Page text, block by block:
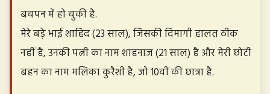
बचपन में हो चुकी है.
मेरे बड़े भाई शाहिद (23 साल), जिसकी दिमागी हालत ठीक
नहीं है, उनकी पत्नी का नाम शाहनाज (21 साल) है और मेरी छोटी
बहन का नाम मलिका कुरैशी है, जो 10वीं की छात्रा है.